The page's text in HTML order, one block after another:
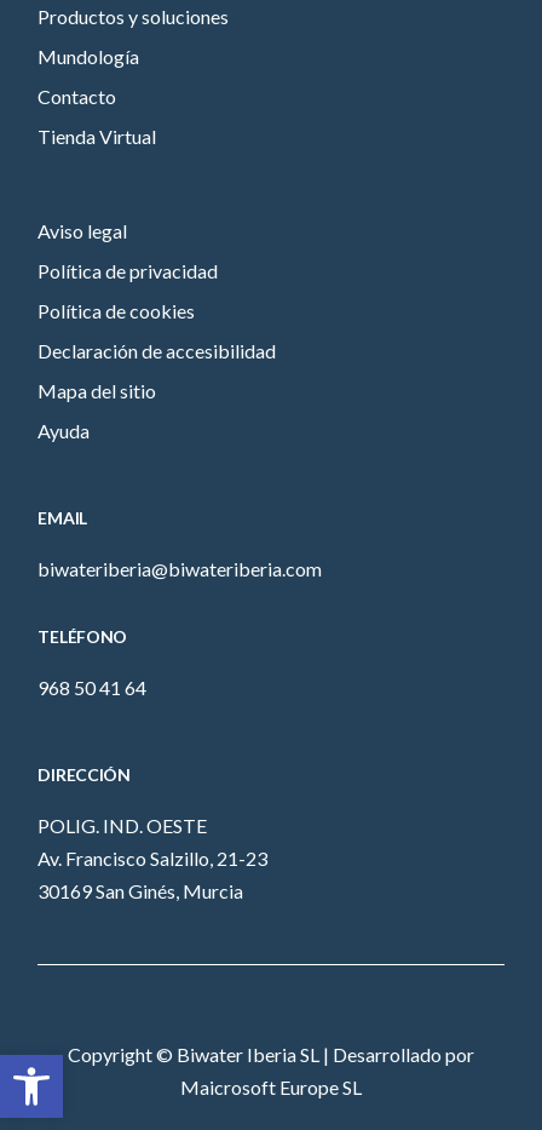
Abrir barra de herramientas
Productos y soluciones
Mundología
Contacto
Tienda Virtual
Aviso legal
Política de privacidad
Política de cookies
Declaración de accesibilidad
Mapa del sitio
Ayuda
EMAIL
biwateriberia@biwateriberia.com
TELÉFONO
968 50 41 64
DIRECCIÓN
POLIG. IND. OESTE
Av. Francisco Salzillo, 21-23
30169 San Ginés, Murcia
Copyright © Biwater Iberia SL | Desarrollado por
Maicrosoft Europe SL